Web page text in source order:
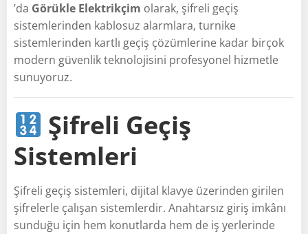
’da Görükle Elektrikçim olarak, şifreli geçiş
sistemlerinden kablosuz alarmlara, turnike
sistemlerinden kartlı geçiş çözümlerine kadar birçok
modern güvenlik teknolojisini profesyonel hizmetle
sunuyoruz.
Şifreli Geçiş
Sistemleri
Şifreli geçiş sistemleri, dijital klavye üzerinden girilen
şifrelerle çalışan sistemlerdir. Anahtarsız giriş imkânı
sunduğu için hem konutlarda hem de iş yerlerinde